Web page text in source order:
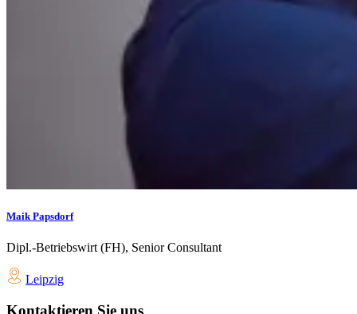
Maik Papsdorf
Dipl.-Betriebswirt (FH), Senior Consultant
Leipzig
Kontaktieren Sie uns